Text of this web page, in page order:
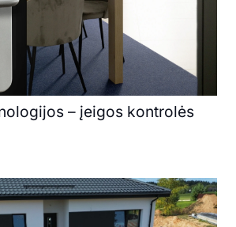
– įeigos kontrolės